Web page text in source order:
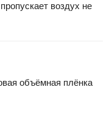
воздух не
объёмная плёнка